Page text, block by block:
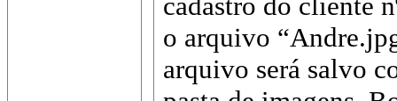
o arquivo
arquivo será salvo